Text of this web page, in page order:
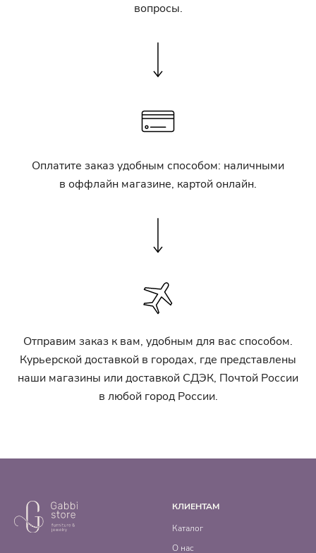
вопросы.
Оплатите заказ удобным способом: наличными
в оффлайн магазине, картой онлайн.
Отправим заказ к вам, удобным для вас способом.
Курьерской доставкой в городах, где представлены
наши магазины или доставкой СДЭК, Почтой России
в любой город России.
КЛИЕНТАМ
Каталог
О нас